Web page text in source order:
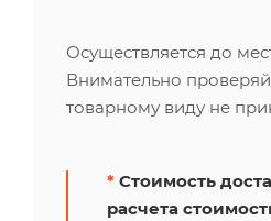
Осуществляется до
Внимательно
товарному виду не
* Стоимость
расчета